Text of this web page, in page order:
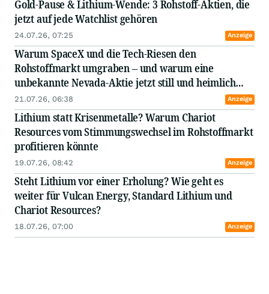
Gold-Pause & Lithium-Wende: 3 Rohstoff-Aktien, die
jetzt auf jede Watchlist gehören
24.07.26, 07:25 Anzeige
Warum SpaceX und die Tech-Riesen den
Rohstoffmarkt umgraben – und warum eine
unbekannte Nevada-Aktie jetzt still und heimlich
Claims verdoppelt
21.07.26, 06:38 Anzeige
Lithium statt Krisenmetalle? Warum Chariot
Resources vom Stimmungswechsel im Rohstoffmarkt
profitieren könnte
19.07.26, 08:42 Anzeige
Steht Lithium vor einer Erholung? Wie geht es
weiter für Vulcan Energy, Standard Lithium und
Chariot Resources?
18.07.26, 07:00 Anzeige